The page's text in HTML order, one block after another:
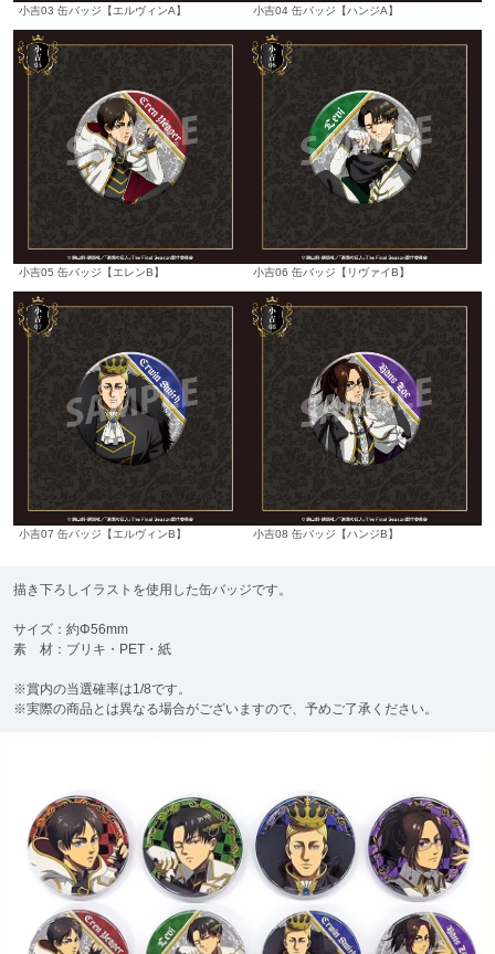
小吉03 缶バッジ【エルヴィンA】 小吉04 缶バッジ【ハンジA】
小吉05 缶バッジ【エレンB】 小吉06 缶バッジ【リヴァイB】
小吉07 缶バッジ【エルヴィンB】 小吉08 缶バッジ【ハンジB】
描き下ろしイラストを使用した缶バッジです。
サイズ：約Φ56mm
素 材：ブリキ・PET・紙
※賞内の当選確率は1/8です。
※実際の商品とは異なる場合がございますので、予めご了承ください。